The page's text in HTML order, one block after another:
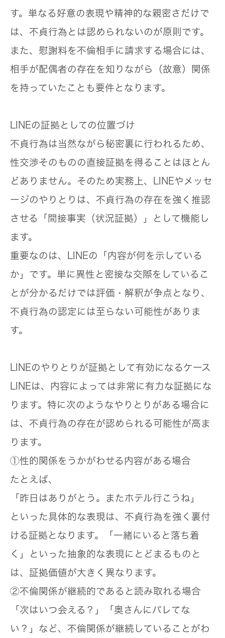
す。単なる好意の表現や精神的な親密さだけで
は、不貞行為とは認められないのが原則です。
また、慰謝料を不倫相手に請求する場合には、
相手が配偶者の存在を知りながら（故意）関係
を持っていたことも要件となります。
LINEの証拠としての位置づけ
不貞行為は当然ながら秘密裏に行われるため、
性交渉そのものの直接証拠を得ることはほとん
どありません。そのため実務上、LINEやメッセ
ージのやりとりは、不貞行為の存在を強く推認
させる「間接事実（状況証拠）」として機能し
ます。
重要なのは、LINEの「内容が何を示している
か」です。単に異性と密接な交際をしているこ
とが分かるだけでは評価・解釈が争点となり、
不貞行為の認定には至らない可能性がありま
す。
LINEのやりとりが証拠として有効になるケース
LINEは、内容によっては非常に有力な証拠にな
ります。特に次のようなやりとりがある場合に
は、不貞行為の存在が認められる可能性が高ま
ります。
①性的関係をうかがわせる内容がある場合
たとえば、
「昨日はありがとう。またホテル行こうね」
といった具体的な表現は、不貞行為を強く裏付
ける証拠となります。「一緒にいると落ち着
く」といった抽象的な表現にとどまるものと
は、証拠価値が大きく異なります。
②不倫関係が継続的であると読み取れる場合
「次はいつ会える？」「奥さんにバレてな
い？」など、不倫関係が継続していることがわ